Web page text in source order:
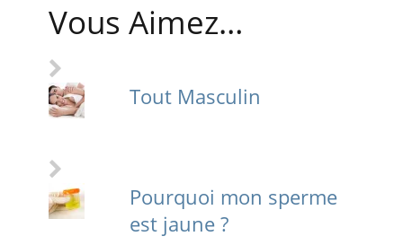
Vous Aimez…
Tout Masculin
Pourquoi mon sperme
est jaune ?